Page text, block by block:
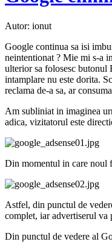
Autor: ionut
Google continua sa isi
neintentionat ? Mie mi s-a
ulterior sa folosesc butonul
intamplare nu este dorita.
reclama de-a sa, ar
Am subliniat in imaginea
adica, vizitatorul este
Din momentul in care noul
Astfel, din punctul de
complet, iar advertiserul va
Din punctul de vedere al